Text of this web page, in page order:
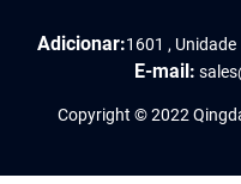
Adicionar:1601 ,
E-mail:
Copyright © 2022